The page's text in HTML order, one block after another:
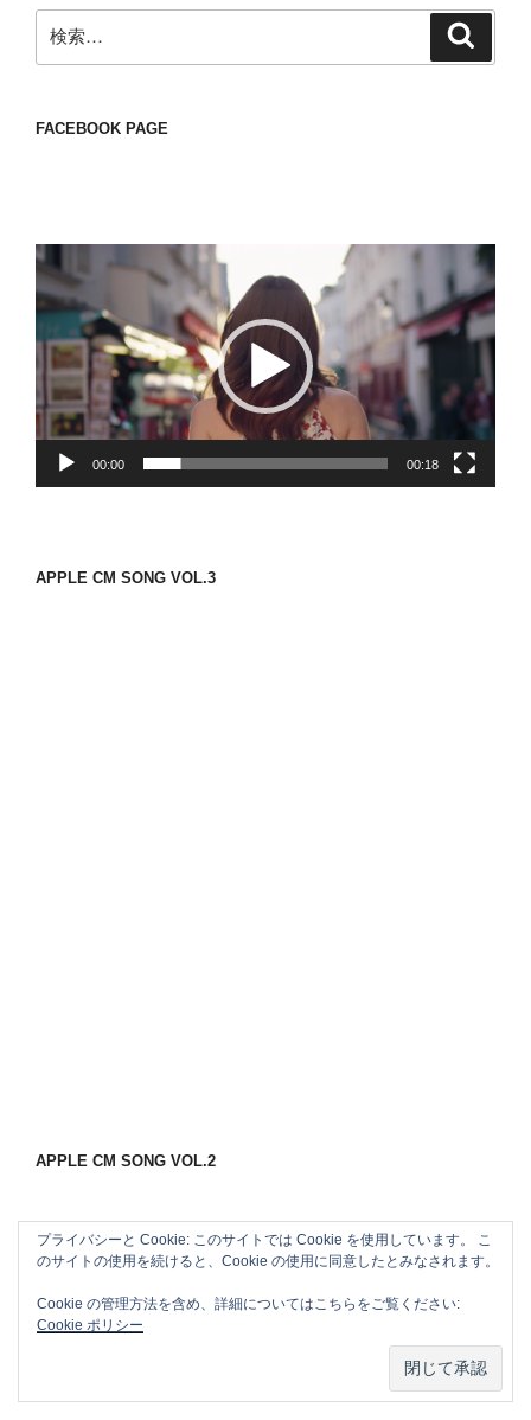
索:
FACEBOOK PAGE
動
画
プ
レ
ー
ヤ
ー
00:00 00:18
APPLE CM SONG VOL.3
APPLE CM SONG VOL.2
プライバシーと Cookie: このサイトでは Cookie を使用しています。 こ
のサイトの使用を続けると、Cookie の使用に同意したとみなされます。
Cookie の管理方法を含め、詳細についてはこちらをご覧ください:
Cookie ポリシー